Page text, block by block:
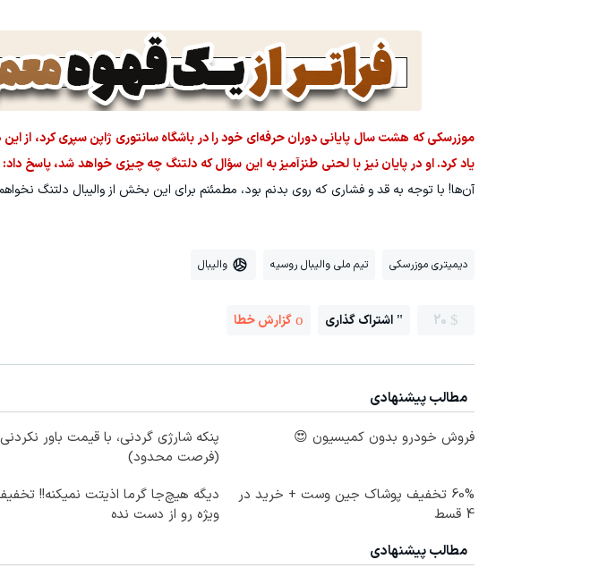
موزرسکی که هشت سال پایانی دوران حرفه‌ای خود را در باشگاه سانتوری ژاپن سپری کرد، از
یاد کرد. او در پایان نیز با لحنی طنزآمیز به این سؤال که دلتنگ چه چیزی خواهد شد، پاسخ داد:
آن‌ها! با توجه به قد و فشاری که روی بدنم بود، مطمئنم برای این بخش از والیبال دلتنگ
دیمیتری موزرسکی تیم ملی والیبال روسیه والیبال
20 اشتراک گذاری گزارش خطا
مطالب پیشنهادی
فروش خودرو بدون کمیسیون 😍
پنکه شارژی گردنی، با قیمت باور
(فرصت محدود)
60% تخفیف پوشاک جین وست + خرید در
4 قسط
دیگه هیچ‌جا گرما اذیتت نمیکنه!!
ویژه رو از دست نده
مطالب پیشنهادی